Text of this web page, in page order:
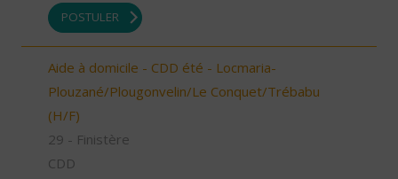
POSTULER
Aide à domicile - CDD été - Locmaria-
Plouzané/Plougonvelin/Le Conquet/Trébabu
(H/F)
29 - Finistère
CDD